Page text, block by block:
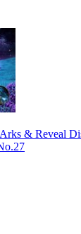
& Reveal